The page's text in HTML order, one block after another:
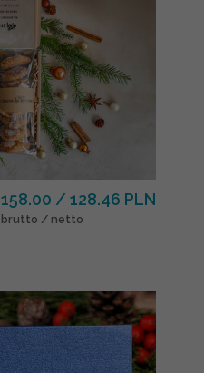
158.00 / 128.46 PLN
brutto / netto